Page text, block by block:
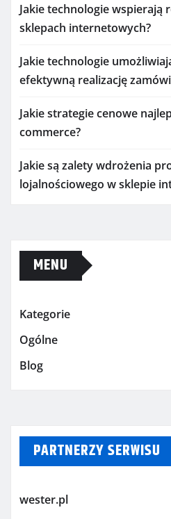
Jakie technologie wspierają
sklepach internetowych?
Jakie technologie
efektywną realizację
Jakie strategie cenowe
commerce?
Jakie są zalety wdrożenia
lojalnościowego w sklepie
MENU
Kategorie
Ogólne
Blog
PARTNERZY SERWISU
wester.pl